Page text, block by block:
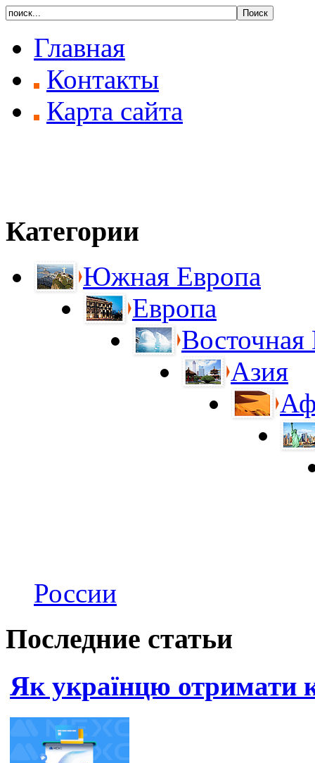
Главная
Контакты
Карта сайта
Категории
Южная Европа
Европа
Восточная
Азия
России
Последние статьи
Як українцю отримати